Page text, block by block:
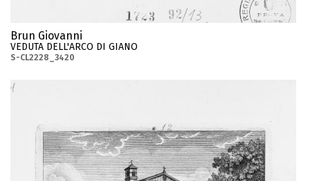
Brun Giovanni
VEDUTA DELL'ARCO DI GIANO
S-CL2228_3420